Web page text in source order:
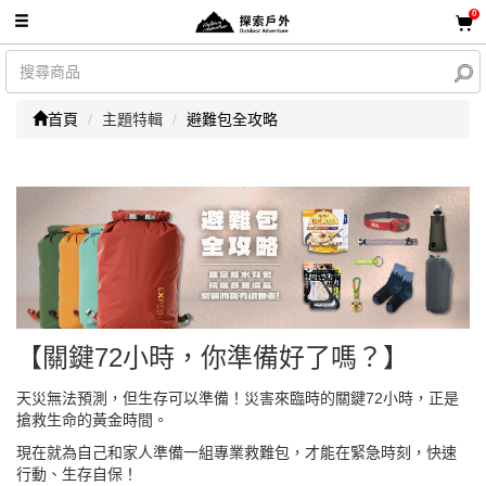
0
首頁 主題特輯 避難包全攻略
【關鍵72小時，你準備好了嗎？】
天災無法預測，但生存可以準備！災害來臨時的關鍵72小時，正是
搶救生命的黃金時間。
現在就為自己和家人準備一組專業救難包，才能在緊急時刻，快速
行動、生存自保！